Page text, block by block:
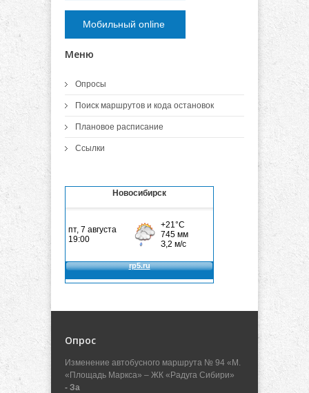
Мобильный online
Меню
Опросы
Поиск маршрутов и кода остановок
Плановое расписание
Ссылки
Новосибирск
Опрос
Изменение автобусного маршрута № 94 «М.
«Площадь Маркса» – ЖК «Радуга Сибири»
- За